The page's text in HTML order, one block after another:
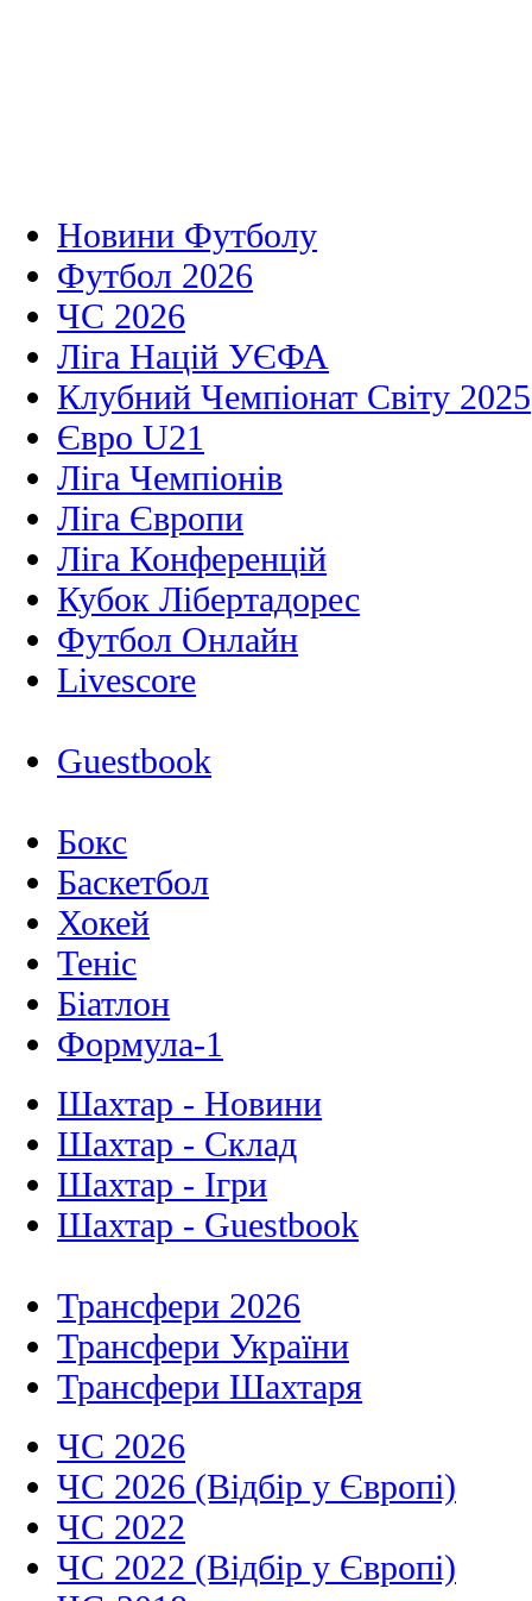
Новини Футболу
Футбол 2026
ЧС 2026
Ліга Націй УЄФА
Клубний Чемпіонат Світу 2025
Євро U21
Ліга Чемпіонів
Ліга Європи
Ліга Конференцій
Кубок Лібертадорес
Футбол Онлайн
Livescore
Guestbook
Бокс
Баскетбол
Хокей
Теніс
Біатлон
Формула-1
Шахтар - Новини
Шахтар - Склад
Шахтар - Ігри
Шахтар - Guestbook
Трансфери 2026
Трансфери України
Трансфери Шахтаря
ЧС 2026
ЧС 2026 (Відбір у Європі)
ЧС 2022
ЧС 2022 (Відбір у Європі)